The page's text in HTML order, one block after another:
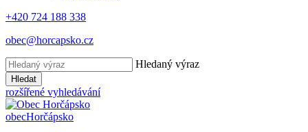
+420 724 188 338
obec@horcapsko.cz
Hledaný výraz
Hledat
rozšířené vyhledávání
obecHorčápsko